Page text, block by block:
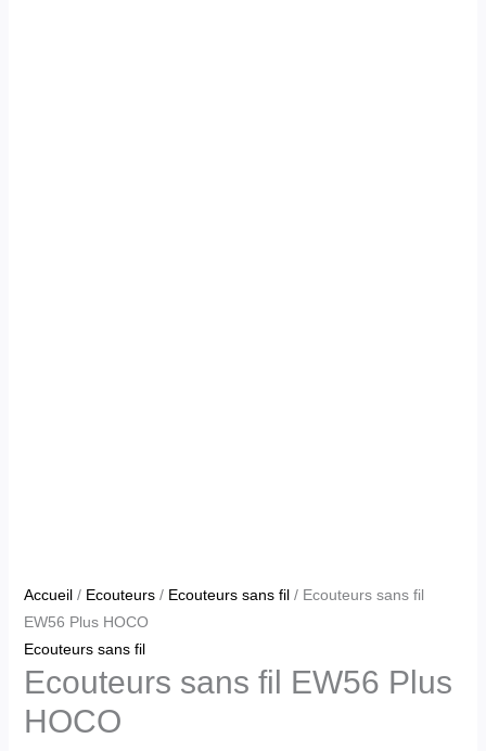
Accueil/ Ecouteurs/ Ecouteurs sans fil/ Ecouteurs sans fil
EW56 Plus HOCO
Ecouteurs sans fil
Ecouteurs sans fil EW56 Plus
HOCO